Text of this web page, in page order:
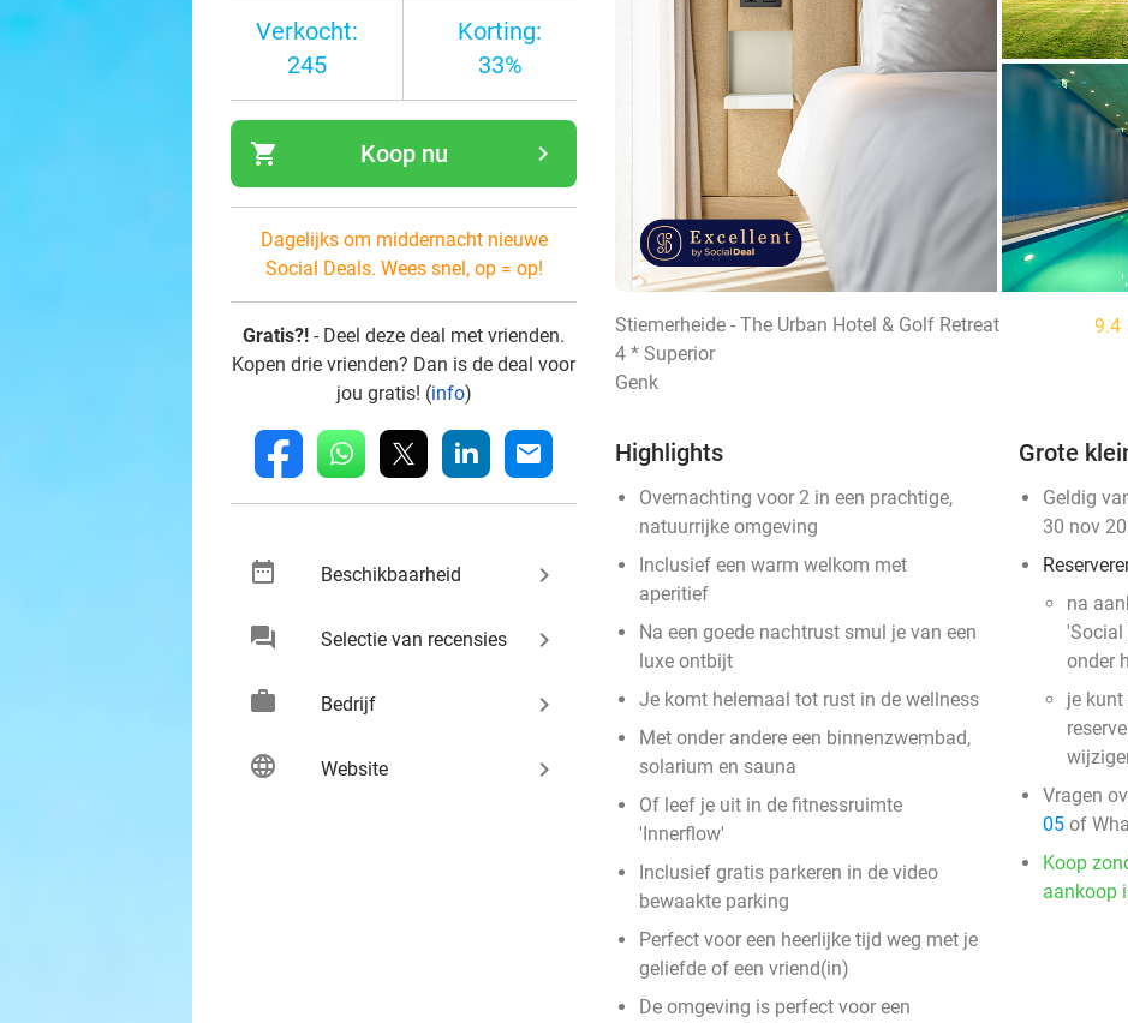
Verkocht:
245
Korting:
33%
shopping_cart navigate_next
Koop nu
Dagelijks om middernacht nieuwe
Social Deals. Wees snel, op = op!
Gratis?! - Deel deze deal met vrienden.
Kopen drie vrienden? Dan is de deal voor
jou gratis! (info)
fb whatsapp linkedin mail
date_range Beschikbaarheid keyboard_arrow_right
chat Selectie van recensies keyboard_arrow_right
work Bedrijf keyboard_arrow_right
language Website keyboard_arrow_right
Stiemerheide - The Urban Hotel & Golf Retreat
4 * Superior
9.4
Genk
Highlights
Overnachting voor 2 in een prachtige,
natuurrijke omgeving
Inclusief een warm welkom met
aperitief
Na een goede nachtrust smul je van een
luxe ontbijt
Je komt helemaal tot rust in de wellness
Met onder andere een binnenzwembad,
solarium en sauna
Of leef je uit in de fitnessruimte
'Innerflow'
Inclusief gratis parkeren in de video
bewaakte parking
Perfect voor een heerlijke tijd weg met je
geliefde of een vriend(in)
De omgeving is perfect voor een
Grote
Geldig
30 nov
na
'Social
onder
je
Vragen
05 of
Koop
aankoop